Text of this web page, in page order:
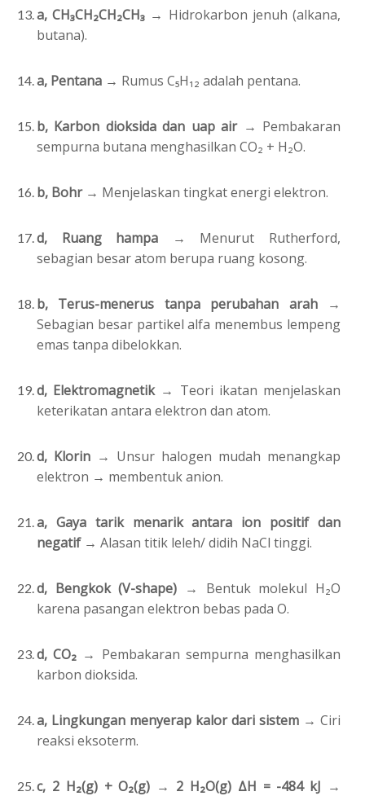
a, CH₃CH₂CH₂CH₃ → Hidrokarbon jenuh (alkana,
butana).
a, Pentana → Rumus C₅H₁₂ adalah pentana.
b, Karbon dioksida dan uap air → Pembakaran
sempurna butana menghasilkan CO₂ + H₂O.
b, Bohr → Menjelaskan tingkat energi elektron.
d, Ruang hampa → Menurut Rutherford,
sebagian besar atom berupa ruang kosong.
b, Terus-menerus tanpa perubahan arah →
Sebagian besar partikel alfa menembus lempeng
emas tanpa dibelokkan.
d, Elektromagnetik → Teori ikatan menjelaskan
keterikatan antara elektron dan atom.
d, Klorin → Unsur halogen mudah menangkap
elektron → membentuk anion.
a, Gaya tarik menarik antara ion positif dan
negatif → Alasan titik leleh/ didih NaCl tinggi.
d, Bengkok (V-shape) → Bentuk molekul H₂O
karena pasangan elektron bebas pada O.
d, CO₂ → Pembakaran sempurna menghasilkan
karbon dioksida.
a, Lingkungan menyerap kalor dari sistem → Ciri
reaksi eksoterm.
c, 2 H₂(g) + O₂(g) → 2 H₂O(g) ΔH = -484 kJ →